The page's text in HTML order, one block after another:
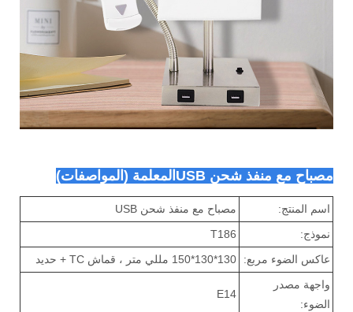
مصباح مع منفذ شحن USB المعلمة (المواصفات)
اسم المنتج:
مصباح مع منفذ شحن USB
نموذج:
T186
عاكس الضوء مربع:
130*130*150 مللي متر ، قماش TC + حديد
واجهة مصدر
الضوء:
E14